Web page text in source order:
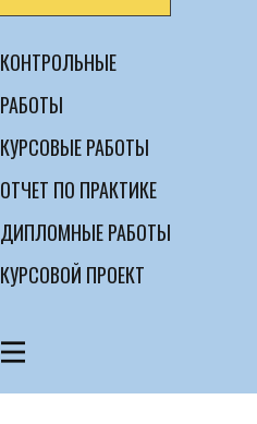
КОНТРОЛЬНЫЕ
РАБОТЫ
КУРСОВЫЕ РАБОТЫ
ОТЧЕТ ПО ПРАКТИКЕ
ДИПЛОМНЫЕ РАБОТЫ
КУРСОВОЙ ПРОЕКТ